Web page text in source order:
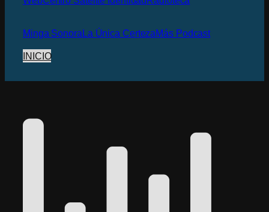
Minga SonoraLa Única CertezaMás Podcast
INICIO